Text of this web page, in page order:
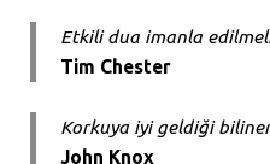
Etkili dua imanla
Tim Chester
Korkuya iyi geldiği
John Knox